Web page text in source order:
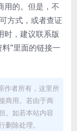
用的。但是，不
方式，或者查证
时，建议联系版
”里面的链接一
作者所有，这里所
商用。若由于商
。如若本站内容
除处理。